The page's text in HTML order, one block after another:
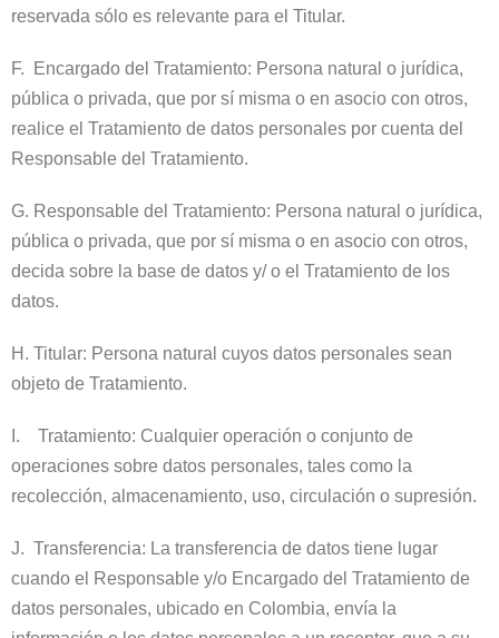
reservada sólo es relevante para el Titular.
F. Encargado del Tratamiento: Persona natural o jurídica,
pública o privada, que por sí misma o en asocio con otros,
realice el Tratamiento de datos personales por cuenta del
Responsable del Tratamiento.
G. Responsable del Tratamiento: Persona natural o jurídica,
pública o privada, que por sí misma o en asocio con otros,
decida sobre la base de datos y/ o el Tratamiento de los
datos.
H. Titular: Persona natural cuyos datos personales sean
objeto de Tratamiento.
I. Tratamiento: Cualquier operación o conjunto de
operaciones sobre datos personales, tales como la
recolección, almacenamiento, uso, circulación o supresión.
J. Transferencia: La transferencia de datos tiene lugar
cuando el Responsable y/o Encargado del Tratamiento de
datos personales, ubicado en Colombia, envía la